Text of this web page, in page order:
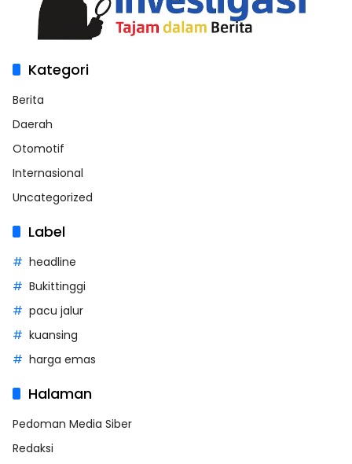
Kategori
Berita
Daerah
Otomotif
Internasional
Uncategorized
Label
headline
Bukittinggi
pacu jalur
kuansing
harga emas
Halaman
Pedoman Media Siber
Redaksi